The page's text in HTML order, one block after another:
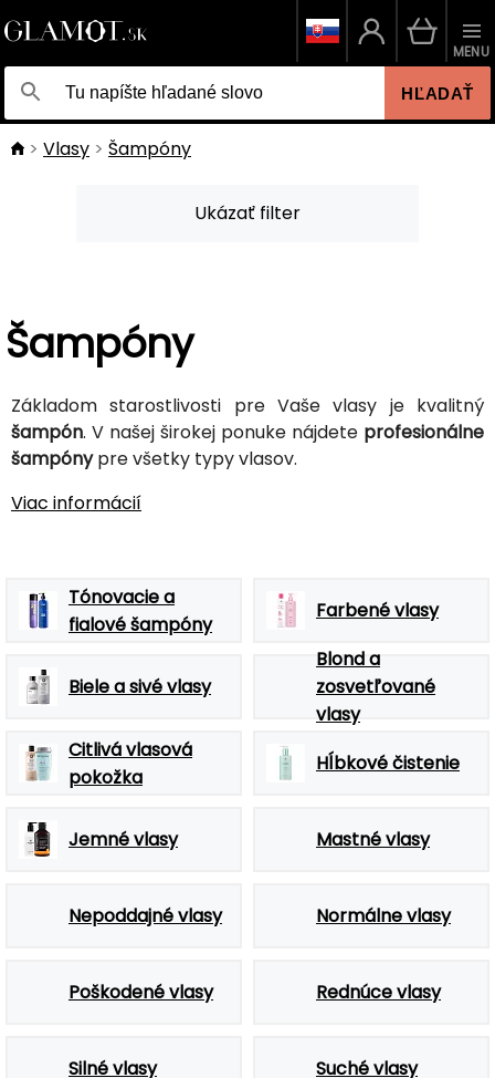
HĽADAŤ
MENU
Vlasy Šampóny
Ukázať filter
Šampóny
Základom starostlivosti pre Vaše vlasy je kvalitný
šampón. V našej širokej ponuke nájdete profesionálne
šampónypre všetky typy vlasov.
Viac informácií
Tónovacie a
fialové šampóny
Farbené vlasy
Biele a sivé vlasy
Blond a
zosvetľované
vlasy
Citlivá vlasová
pokožka
Hĺbkové čistenie
Jemné vlasy Mastné vlasy
Nepoddajné vlasy Normálne vlasy
Poškodené vlasy Rednúce vlasy
Silné vlasy Suché vlasy